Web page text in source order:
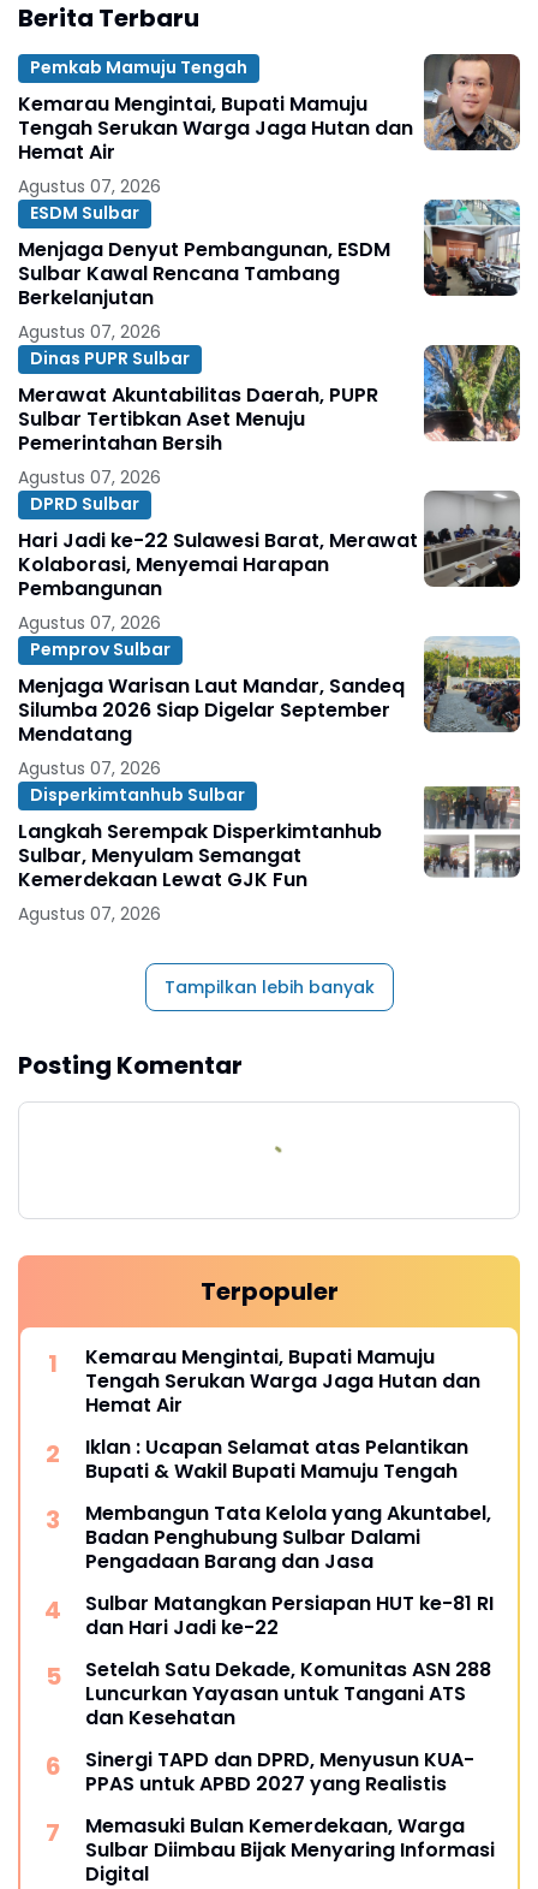
Berita Terbaru
Pemkab Mamuju Tengah
Kemarau Mengintai, Bupati Mamuju
Tengah Serukan Warga Jaga Hutan dan
Hemat Air
Agustus 07, 2026
ESDM Sulbar
Menjaga Denyut Pembangunan, ESDM
Sulbar Kawal Rencana Tambang
Berkelanjutan
Agustus 07, 2026
Dinas PUPR Sulbar
Merawat Akuntabilitas Daerah, PUPR
Sulbar Tertibkan Aset Menuju
Pemerintahan Bersih
Agustus 07, 2026
DPRD Sulbar
Hari Jadi ke-22 Sulawesi Barat, Merawat
Kolaborasi, Menyemai Harapan
Pembangunan
Agustus 07, 2026
Pemprov Sulbar
Menjaga Warisan Laut Mandar, Sandeq
Silumba 2026 Siap Digelar September
Mendatang
Agustus 07, 2026
Disperkimtanhub Sulbar
Langkah Serempak Disperkimtanhub
Sulbar, Menyulam Semangat
Kemerdekaan Lewat GJK Fun
Agustus 07, 2026
Tampilkan lebih banyak
Posting Komentar
Terpopuler
Kemarau Mengintai, Bupati Mamuju
Tengah Serukan Warga Jaga Hutan dan
Hemat Air
Iklan : Ucapan Selamat atas Pelantikan
Bupati & Wakil Bupati Mamuju Tengah
Membangun Tata Kelola yang Akuntabel,
Badan Penghubung Sulbar Dalami
Pengadaan Barang dan Jasa
Sulbar Matangkan Persiapan HUT ke-81 RI
dan Hari Jadi ke-22
Setelah Satu Dekade, Komunitas ASN 288
Luncurkan Yayasan untuk Tangani ATS
dan Kesehatan
Sinergi TAPD dan DPRD, Menyusun KUA-
PPAS untuk APBD 2027 yang Realistis
Memasuki Bulan Kemerdekaan, Warga
Sulbar Diimbau Bijak Menyaring Informasi
Digital